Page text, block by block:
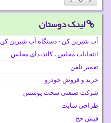
لینک دوستان
آب شیرین کن - دستگاه آب شیرین کن
انتخابات مجلس ، کاندیدای مجلس
تعمیر تلفن
خرید و فروش خودرو
شرکت صنعتی سخت پوشش
طراحی سایت
فیش حج